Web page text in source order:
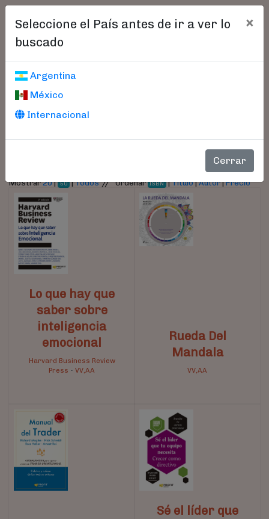
Seleccione el País antes de ir a ver lo
buscado
×
Argentina
México
Internacional
Cerrar
Libros encontrados
Parámetros
Mostrar20| 50 |Todos//Ordenar ISBN |Título|Autor|Precio
Lo que hay que
saber sobre
inteligencia
emocional
Harvard Business Review
Press - VV,AA
Rueda Del
Mandala
VV,AA
Sé el líder que